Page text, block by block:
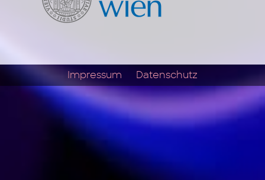
Impressum Datenschutz